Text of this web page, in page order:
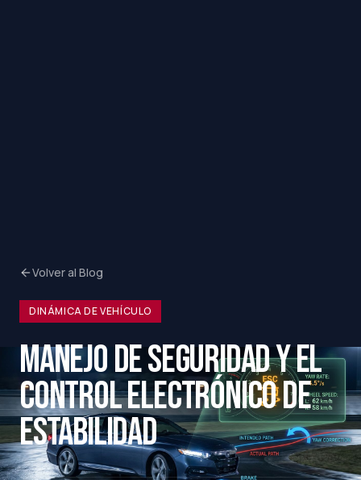
Volver al Blog
DINÁMICA DE VEHÍCULO
MANEJO DE SEGURIDAD Y EL
CONTROL ELECTRÓNICO DE
ESTABILIDAD